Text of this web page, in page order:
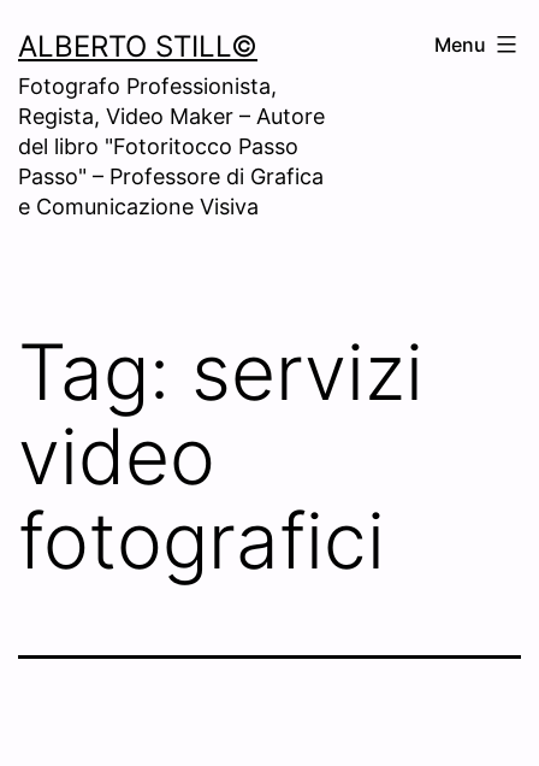
to
content
ALBERTO STILL©
Fotografo Professionista,
Regista, Video Maker – Autore
del libro "Fotoritocco Passo
Passo" – Professore di Grafica
e Comunicazione Visiva
Menu
Tag: servizi
video
fotografici